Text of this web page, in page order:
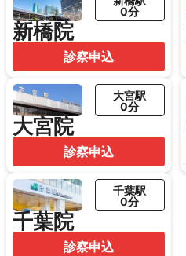
新橋院
0分
診察申込
大宮院
大宮駅
0分
診察申込
千葉院
千葉駅
0分
診察申込